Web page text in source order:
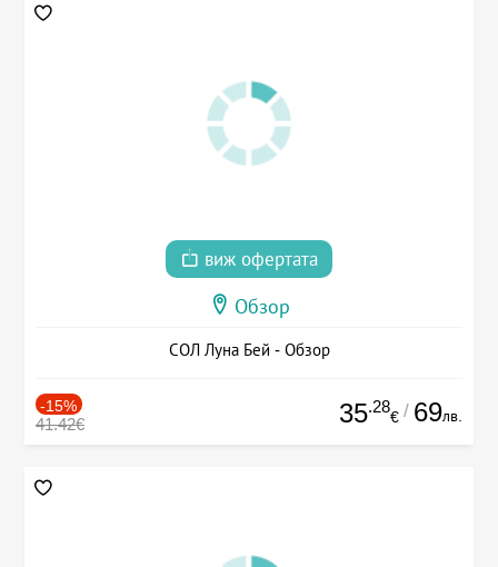
виж офертата
Обзор
СОЛ Луна Бей - Обзор
-15%
41.42€ 35.28
€ / 69лв.